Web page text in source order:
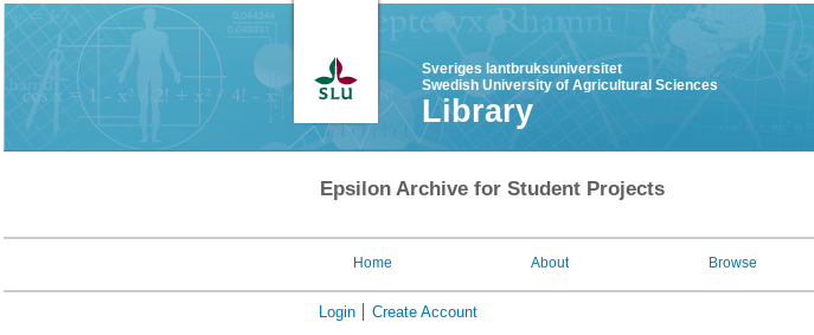
Sveriges lantbruksuniversitet
Swedish University of Agricultural Sciences
Library
Epsilon Archive for Student Projects
Home About Browse
Login Create Account